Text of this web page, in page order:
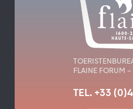
FLAINE FORUM
TEL. +33